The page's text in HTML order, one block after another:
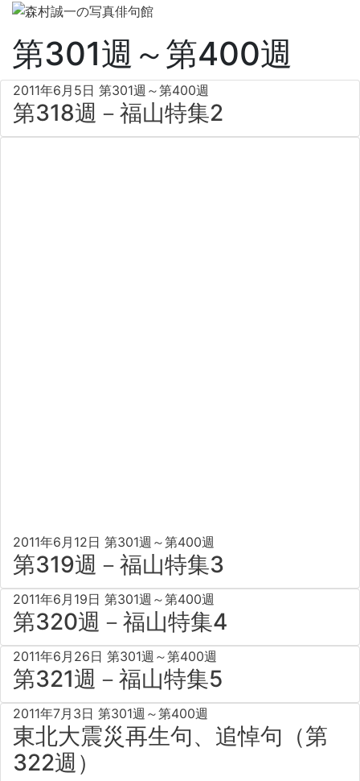
第301週～第400週
2011年6月5日 第301週～第400週
第318週－福山特集2
2011年6月12日 第301週～第400週
第319週－福山特集3
2011年6月19日 第301週～第400週
第320週－福山特集4
2011年6月26日 第301週～第400週
第321週－福山特集5
2011年7月3日 第301週～第400週
東北大震災再生句、追悼句（第
322週）